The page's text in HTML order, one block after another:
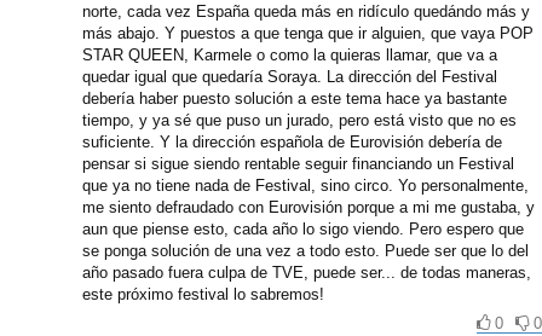
norte, cada vez España queda más en ridículo quedándo más y
más abajo. Y puestos a que tenga que ir alguien, que vaya POP
STAR QUEEN, Karmele o como la quieras llamar, que va a
quedar igual que quedaría Soraya. La dirección del Festival
debería haber puesto solución a este tema hace ya bastante
tiempo, y ya sé que puso un jurado, pero está visto que no es
suficiente. Y la dirección española de Eurovisión debería de
pensar si sigue siendo rentable seguir financiando un Festival
que ya no tiene nada de Festival, sino circo. Yo personalmente,
me siento defraudado con Eurovisión porque a mi me gustaba, y
aun que piense esto, cada año lo sigo viendo. Pero espero que
se ponga solución de una vez a todo esto. Puede ser que lo del
año pasado fuera culpa de TVE, puede ser... de todas maneras,
este próximo festival lo sabremos!
0
0